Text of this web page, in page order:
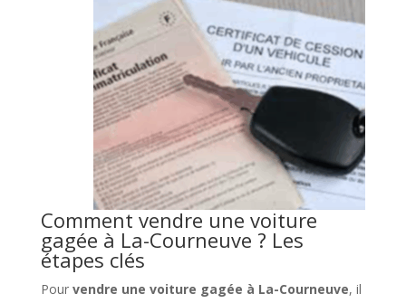
Comment vendre une voiture
gagée à La-Courneuve ? Les
étapes clés
Pour vendre une voiture gagée à La-Courneuve, il